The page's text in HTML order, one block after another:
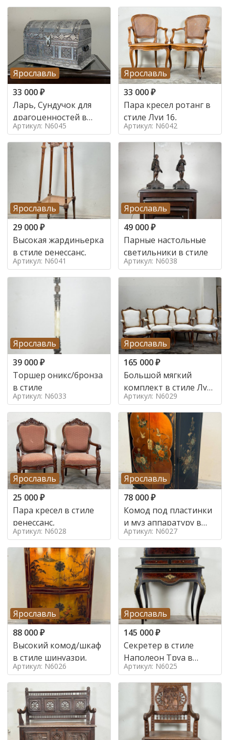
Ярославль
33 000₽
Ларь, Сундучок для
драгоценностей в
стиле
Артикул: N6045
Ярославль
33 000₽
Пара кресел ротанг в
стиле Луи 16,
Артикул: N6042
Ярославль
29 000₽
Высокая жардиньерка
в стиле ренессанс,
Артикул: N6041
Ярославль
49 000₽
Парные настольные
светильники в стиле
Артикул: N6038
Ярославль
39 000₽
Торшер оникс/бронза
в стиле
Артикул: N6033
Ярославль
165 000₽
Большой мягкий
комплект в стиле Луи
в стиле
Артикул: N6029
Ярославль
25 000₽
Пара кресел в стиле
ренессанс,
Артикул: N6028
Ярославль
78 000₽
Комод под пластинки
и муз аппаратуру в
стиле шинуазри,
Артикул: N6027
Ярославль
88 000₽
Высокий комод/шкаф
в стиле шинуазри,
Артикул: N6026
Ярославль
145 000₽
Секретер в стиле
Наполеон Труа в
стиле 19 век
Артикул: N6025